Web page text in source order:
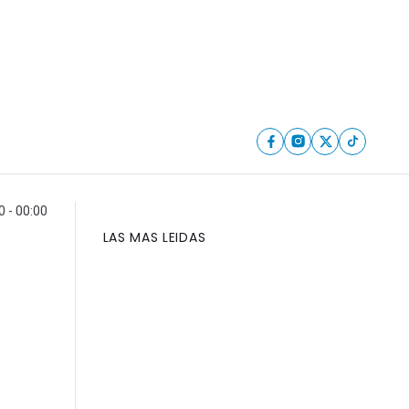
- 00:00
LAS MAS LEIDAS